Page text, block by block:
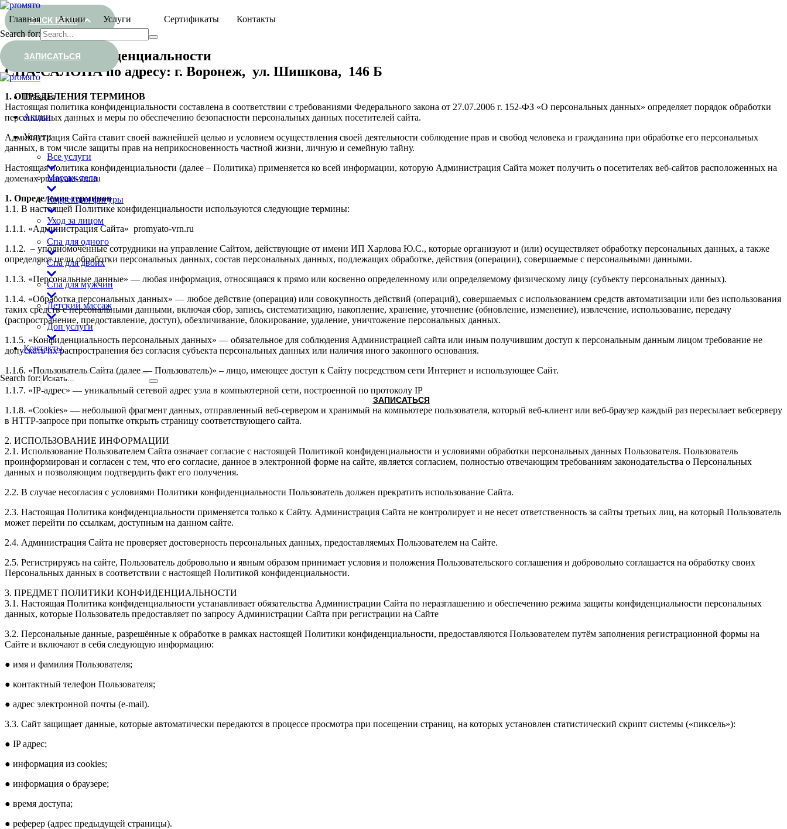
CLICK HERE
Главная Акции Услуги Сертификаты
Контакты
Search for:
ЗАПИСАТЬСЯ
Главная
Акции
Услуги
Все услуги
Массаж тела
Коррекция фигуры
Уход за лицом
Спа для одного
Спа для двоих
Спа для мужчин
Детский массаж
Доп услуги
Контакты
Search for:
ЗАПИСАТЬСЯ
Политика конфиденциальности
СПА-САЛОНА по адресу: г. Воронеж, ул. Шишкова, 146 Б
1. ОПРЕДЕЛЕНИЯ ТЕРМИНОВ
Настоящая политика конфиденциальности составлена в соответствии с требованиями Федерального закона от 27.07.2006 г. 152-ФЗ «О персональных данных» определяет порядок обработки
персональных данных и меры по обеспечению безопасности персональных данных посетителей сайта.
Администрация Сайта ставит своей важнейшей целью и условием осуществления своей деятельности соблюдение прав и свобод человека и гражданина при обработке его персональных
данных, в том числе защиты прав на неприкосновенность частной жизни, личную и семейную тайну.
Настоящая политика конфиденциальности (далее – Политика) применяется ко всей информации, которую Администрация Сайта может получить о посетителях веб-сайтов расположенных на
доменах promyato-vrn.ru
1. Определение терминов
1.1. В настоящей Политике конфиденциальности используются следующие термины:
1.1.1. «Администрация Сайта» promyato-vrn.ru
1.1.2. – уполномоченные сотрудники на управление Сайтом, действующие от имени ИП Харлова Ю.С., которые организуют и (или) осуществляет обработку персональных данных, а также
определяют цели обработки персональных данных, состав персональных данных, подлежащих обработке, действия (операции), совершаемые с персональными данными.
1.1.3. «Персональные данные» — любая информация, относящаяся к прямо или косвенно определенному или определяемому физическому лицу (субъекту персональных данных).
1.1.4. «Обработка персональных данных» — любое действие (операция) или совокупность действий (операций), совершаемых с использованием средств автоматизации или без использования
таких средств с персональными данными, включая сбор, запись, систематизацию, накопление, хранение, уточнение (обновление, изменение), извлечение, использование, передачу
(распространение, предоставление, доступ), обезличивание, блокирование, удаление, уничтожение персональных данных.
1.1.5. «Конфиденциальность персональных данных» — обязательное для соблюдения Администрацией сайта или иным получившим доступ к персональным данным лицом требование не
допускать их распространения без согласия субъекта персональных данных или наличия иного законного основания.
1.1.6. «Пользователь Сайта (далее — Пользователь)» – лицо, имеющее доступ к Сайту посредством сети Интернет и использующее Сайт.
1.1.7. «IP-адрес» — уникальный сетевой адрес узла в компьютерной сети, построенной по протоколу IP
1.1.8. «Cookies» — небольшой фрагмент данных, отправленный веб-сервером и хранимый на компьютере пользователя, который веб-клиент или веб-браузер каждый раз пересылает вебсерверу
в HTTP-запросе при попытке открыть страницу соответствующего сайта.
2. ИСПОЛЬЗОВАНИЕ ИНФОРМАЦИИ
2.1. Использование Пользователем Сайта означает согласие с настоящей Политикой конфиденциальности и условиями обработки персональных данных Пользователя. Пользователь
проинформирован и согласен с тем, что его согласие, данное в электронной форме на сайте, является согласием, полностью отвечающим требованиям законодательства о Персональных
данных и позволяющим подтвердить факт его получения.
2.2. В случае несогласия с условиями Политики конфиденциальности Пользователь должен прекратить использование Сайта.
2.3. Настоящая Политика конфиденциальности применяется только к Сайту. Администрация Сайта не контролирует и не несет ответственность за сайты третьих лиц, на который Пользователь
может перейти по ссылкам, доступным на данном сайте.
2.4. Администрация Сайта не проверяет достоверность персональных данных, предоставляемых Пользователем на Сайте.
2.5. Регистрируясь на сайте, Пользователь добровольно и явным образом принимает условия и положения Пользовательского соглашения и добровольно соглашается на обработку своих
Персональных данных в соответствии с настоящей Политикой конфиденциальности.
3. ПРЕДМЕТ ПОЛИТИКИ КОНФИДЕНЦИАЛЬНОСТИ
3.1. Настоящая Политика конфиденциальности устанавливает обязательства Администрации Сайта по неразглашению и обеспечению режима защиты конфиденциальности персональных
данных, которые Пользователь предоставляет по запросу Администрации Сайта при регистрации на Сайте
3.2. Персональные данные, разрешённые к обработке в рамках настоящей Политики конфиденциальности, предоставляются Пользователем путём заполнения регистрационной формы на
Сайте и включают в себя следующую информацию:
● имя и фамилия Пользователя;
● контактный телефон Пользователя;
● адрес электронной почты (e-mail).
3.3. Сайт защищает данные, которые автоматически передаются в процессе просмотра при посещении страниц, на которых установлен статистический скрипт системы («пиксель»):
● IP адрес;
● информация из cookies;
● информация о браузере;
● время доступа;
● реферер (адрес предыдущей страницы).